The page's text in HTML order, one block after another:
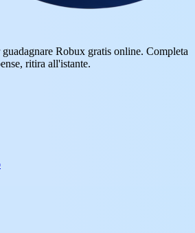
Robux gratis online. Completa
ritira all'istante.